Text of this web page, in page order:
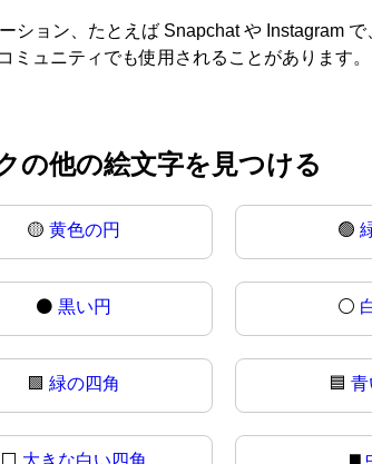
ョン、たとえば Snapchat や Instagram
ュニティでも使用されることがあります。
の他の絵文字を見つける
🟡 黄色の円 🟢
⚫ 黒い円 ⚪
🟩 緑の四角 🟦 青
⬜ 大きな白い四角 ◼️